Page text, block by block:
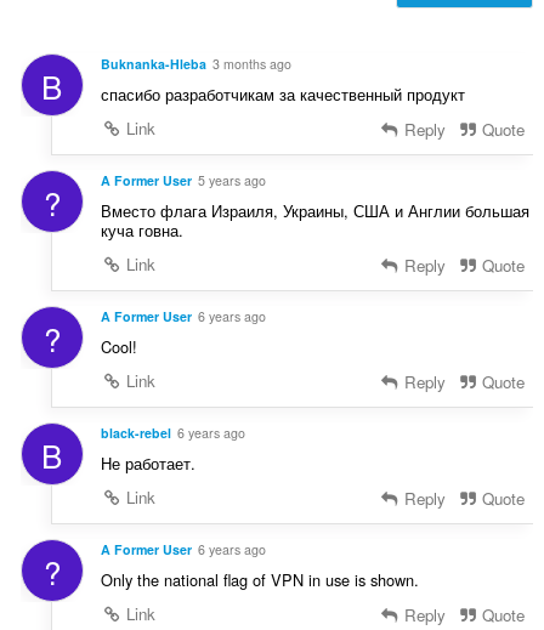
B Buknanka-Hleba 3 months ago
спасибо разработчикам за качественный продукт
Link
Reply Quote
? A Former User 5 years ago
Вместо флага Израиля, Украины, США и Англии большая
куча говна.
Link
Reply Quote
? A Former User 6 years ago
Cool!
Link
Reply Quote
B black-rebel 6 years ago
Не работает.
Link
Reply Quote
? A Former User 6 years ago
Only the national flag of VPN in use is shown.
Link
Reply Quote